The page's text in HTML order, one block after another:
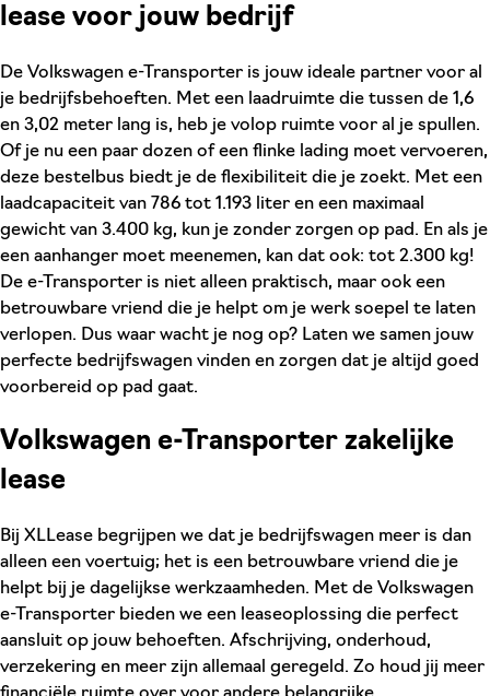
lease voor jouw bedrijf
De Volkswagen e-Transporter is jouw ideale partner voor al
je bedrijfsbehoeften. Met een laadruimte die tussen de 1,6
en 3,02 meter lang is, heb je volop ruimte voor al je spullen.
Of je nu een paar dozen of een flinke lading moet vervoeren,
deze bestelbus biedt je de flexibiliteit die je zoekt. Met een
laadcapaciteit van 786 tot 1.193 liter en een maximaal
gewicht van 3.400 kg, kun je zonder zorgen op pad. En als je
een aanhanger moet meenemen, kan dat ook: tot 2.300 kg!
De e-Transporter is niet alleen praktisch, maar ook een
betrouwbare vriend die je helpt om je werk soepel te laten
verlopen. Dus waar wacht je nog op? Laten we samen jouw
perfecte bedrijfswagen vinden en zorgen dat je altijd goed
voorbereid op pad gaat.
Volkswagen e-Transporter zakelijke
lease
Bij XLLease begrijpen we dat je bedrijfswagen meer is dan
alleen een voertuig; het is een betrouwbare vriend die je
helpt bij je dagelijkse werkzaamheden. Met de Volkswagen
e-Transporter bieden we een leaseoplossing die perfect
aansluit op jouw behoeften. Afschrijving, onderhoud,
verzekering en meer zijn allemaal geregeld. Zo houd jij meer